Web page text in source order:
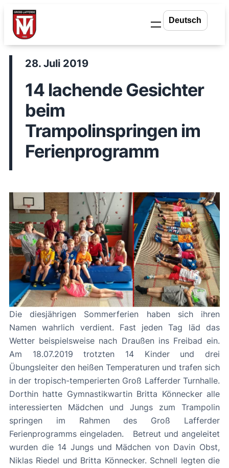
Zum
Inhalt
springen
28. Juli 2019
14 lachende Gesichter
beim
Trampolinspringen im
Ferienprogramm
Die diesjährigen Sommerferien haben sich ihren
Namen wahrlich verdient. Fast jeden Tag läd das
Wetter beispielsweise nach Draußen ins Freibad ein.
Am 18.07.2019 trotzten 14 Kinder und drei
Übungsleiter den heißen Temperaturen und trafen sich
in der tropisch-temperierten Groß Lafferder Turnhalle.
Dorthin hatte Gymnastikwartin Britta Könnecker alle
interessierten Mädchen und Jungs zum Trampolin
springen im Rahmen des Groß Lafferder
Ferienprogramms eingeladen. Betreut und angeleitet
wurden die 14 Jungs und Mädchen von Davin Obst,
Niklas Riedel und Britta Könnecker. Schnell legten die